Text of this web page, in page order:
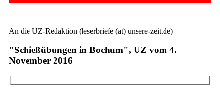
An die UZ-Redaktion (leserbriefe (at) unsere-zeit.de)
"Schießübungen in Bochum", UZ vom 4.
November 2016